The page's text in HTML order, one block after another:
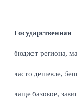
Государственная
бюджет региона,
часто дешевле,
чаще базовое,